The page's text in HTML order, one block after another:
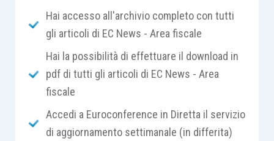
ricostruzione, ovvero vi eseguano interventi di
ristrutturazione, con successiva vendita,
imposte di registro, ipotecarie e catastali si
applicano nella misura fissa di euro 200
cadauna.
Tra i diversi aspetti affrontati nel citato Studio, è
Hai accesso all'archivio completo con tutti
gli articoli di EC News - Area fiscale
Hai la possibilità di effettuare il download in
pdf di tutti gli articoli di EC News - Area
fiscale
Accedi a Euroconference in Diretta il servizio
di aggiornamento settimanale (in differita)